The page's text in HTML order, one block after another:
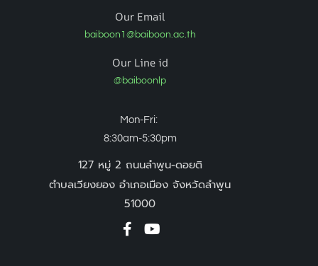
Our Email
baiboon1@baiboon.ac.th
Our Line id
@baiboonlp
Mon-Fri:
8:30am-5:30pm
127 หมู่ 2 ถนนลำพูน-ดอยติ
ตำบลเวียงยอง อำเภอเมือง จังหวัดลำพูน
51000